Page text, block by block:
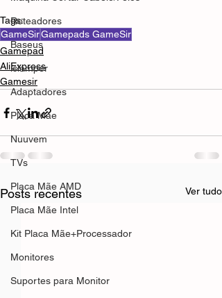
Roteadores
Baseus
iclamper
Adaptadores
Placa Mãe
Nuuvem
TVs
Placa Mãe AMD
Placa Mãe Intel
Kit Placa Mãe+Processador
Monitores
Suportes para Monitor
Tags:
GameSirGamepads GameSir
Gamepad
AliExpress
Gamesir
Posts recentes Ver tudo